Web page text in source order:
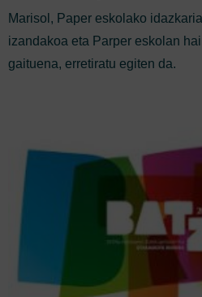
Marisol, Paper eskolako
izandakoa eta Parper eskolan
gaituena, erretiratu egiten da.